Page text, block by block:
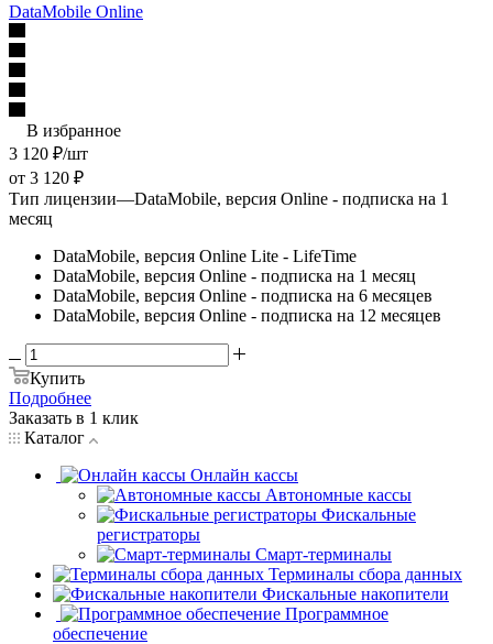
DataMobile Online
В избранное
3 120 ₽/шт
от 3 120 ₽
Тип лицензии—DataMobile, версия Online - подписка на 1
месяц
DataMobile, версия Online Lite - LifeTime
DataMobile, версия Online - подписка на 1 месяц
DataMobile, версия Online - подписка на 6 месяцев
DataMobile, версия Online - подписка на 12 месяцев
Купить
Подробнее
Заказать в 1 клик
Каталог
Онлайн кассы
Автономные кассы
Фискальные
регистраторы
Смарт-терминалы
Терминалы сбора данных
Фискальные накопители
Программное
обеспечение